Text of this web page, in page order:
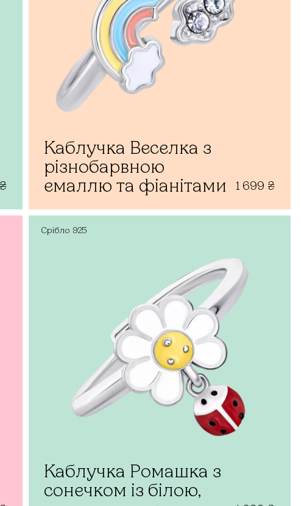
₴
Каблучка Веселка з
різнобарвною
емаллю та фіанітами
1 699 ₴
Срібло 925
Каблучка Ромашка з
сонечком із білою,